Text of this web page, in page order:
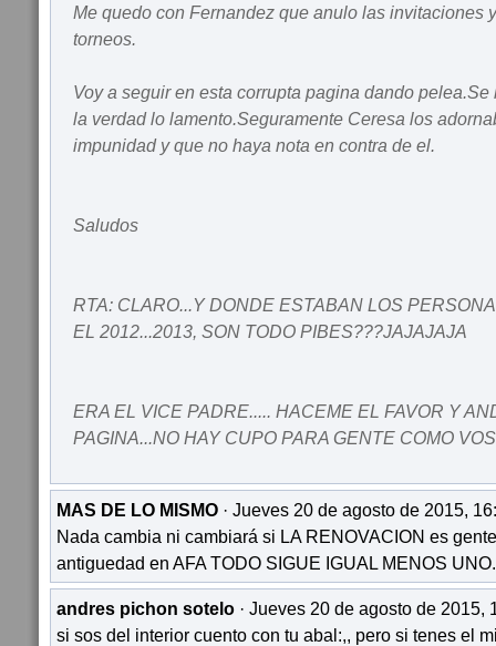
Me quedo con Fernandez que anulo las invitaciones
torneos.
Voy a seguir en esta corrupta pagina dando
la verdad lo lamento.Seguramente Ceresa los
impunidad y que no haya nota en contra de el.
Saludos
RTA: CLARO...Y DONDE ESTABAN LOS
EL 2012...2013, SON TODO PIBES???JAJAJAJA
ERA EL VICE PADRE..... HACEME EL FAVOR Y
PAGINA...NO HAY CUPO PARA GENTE COMO
MAS DE LO MISMO · Jueves 20 de agosto de 2015,
Nada cambia ni cambiará si LA RENOVACION es
antiguedad en AFA TODO SIGUE IGUAL MENOS UNO.
andres pichon sotelo · Jueves 20 de agosto de 2015,
si sos del interior cuento con tu abal:,, pero si tenes el